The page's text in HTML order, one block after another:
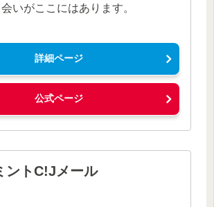
いがここにはあります。
詳細ページ
公式ページ
ントC!Jメール